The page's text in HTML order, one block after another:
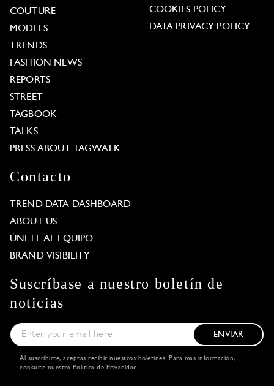
COUTURE
MODELS
TRENDS
FASHION NEWS
REPORTS
STREET
TAGBOOK
TALKS
PRESS ABOUT TAGWALK
COOKIES POLICY
DATA PRIVACY POLICY
Contacto
TREND DATA DASHBOARD
ABOUT US
ÚNETE AL EQUIPO
BRAND VISIBILITY
Suscríbase a nuestro boletín de
noticias
ENVIAR
Al suscribirte, aceptas recibir nuestros boletines. Para más información,
consulte nuestra Política de Privacidad .